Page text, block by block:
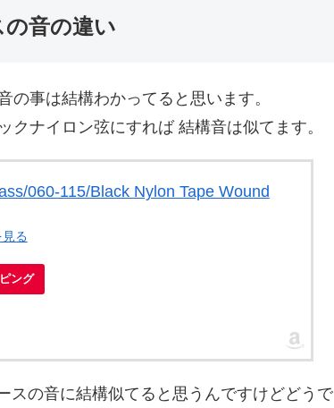
音の違い
事は結構わかってると思います。
ナイロン弦にすれば 結構音は似てます。
060-115/Black Nylon Tape Wound
る
ング
スの音に結構似てると思うんですけどどうで